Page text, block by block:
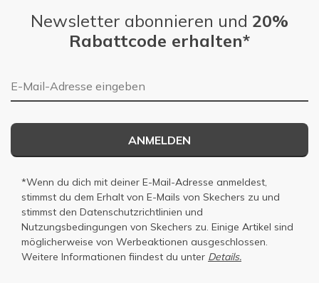
Newsletter abonnieren und 20%
Rabattcode erhalten*
E-Mail-Adresse
ANMELDEN
*Wenn du dich mit deiner E-Mail-Adresse anmeldest,
stimmst du dem Erhalt von E-Mails von Skechers zu und
stimmst den Datenschutzrichtlinien und
Nutzungsbedingungen von Skechers zu. Einige Artikel sind
möglicherweise von Werbeaktionen ausgeschlossen.
Weitere Informationen fiindest du unter Details.